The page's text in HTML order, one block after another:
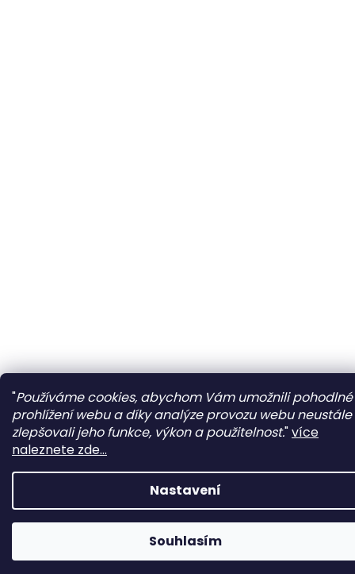
"Používáme cookies, abychom Vám umožnili pohodlné
prohlížení webu a díky analýze provozu webu neustále
zlepšovali jeho funkce, výkon a použitelnost."více
naleznete zde...
Nastavení
Souhlasím